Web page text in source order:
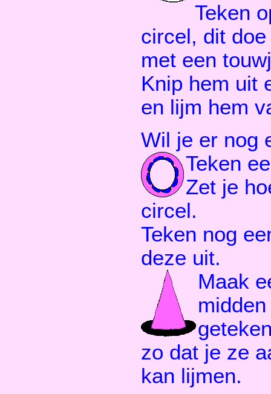
Teken
circel, dit
met een
Knip hem uit
en lijm hem
Wil je er nog
Teken
Zet je
circel.
Teken nog
deze uit.
Maak
zo dat je ze
kan lijmen.